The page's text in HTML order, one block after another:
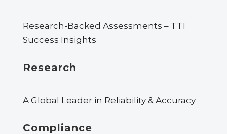
Research-Backed Assessments – TTI
Success Insights
Research
A Global Leader in Reliability & Accuracy
Compliance